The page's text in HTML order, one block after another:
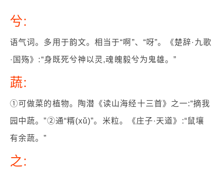
兮:
语气词。多用于韵文。相当于“啊”、“呀”。《楚辞·九歌
·国殇》:“身既死兮神以灵,魂魄毅兮为鬼雄。”
蔬:
①可做菜的植物。陶潜《读山海经十三首》之一:“摘我
园中蔬。”②通“糈(xǔ)”。米粒。《庄子·天道》:“鼠壤
有余蔬。”
之: